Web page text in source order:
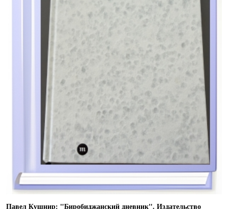
Павел Кушнир: "Биробиджанский дневник". Издательство